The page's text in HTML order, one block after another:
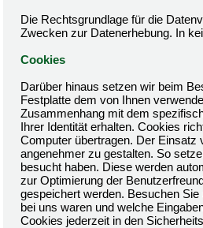
Die Rechtsgrundlage für die
Zwecken zur Datenerhebung. In
Cookies
Darüber hinaus setzen wir beim
Festplatte dem von Ihnen
Zusammenhang mit dem
Ihrer Identität erhalten. Cookies
Computer übertragen. Der Einsatz
angenehmer zu gestalten. So
besucht haben. Diese werden
zur Optimierung der
gespeichert werden. Besuchen
bei uns waren und welche
Cookies jederzeit in den